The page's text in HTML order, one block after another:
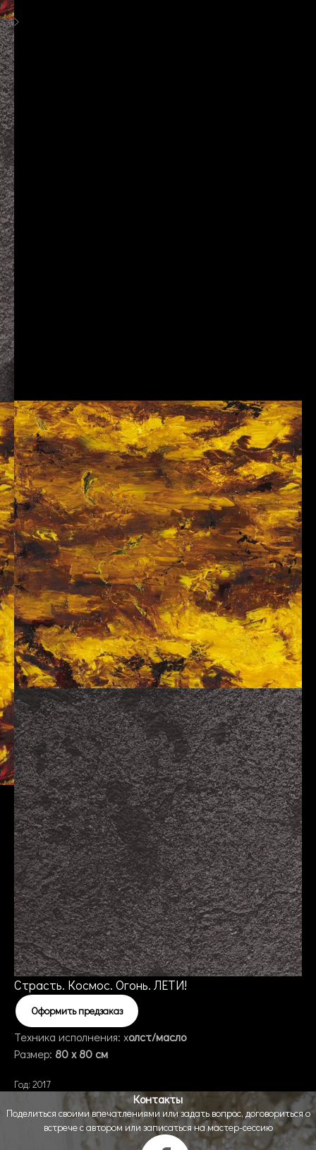
Страсть. Космос. Огонь. ЛЕТИ!
Оформить предзаказ
Техника исполнения: холст/масло
Размер: 80 x 80 см
Год: 2017
Контакты
Поделиться своими впечатлениями или задать вопрос, договориться о
встрече с автором или записаться на мастер-сессию